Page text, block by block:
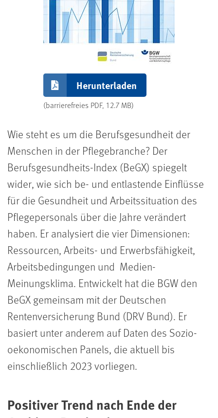
Herunterladen
(barrierefreies PDF, 12.7 MB)
Wie steht es um die Berufsgesundheit der
Menschen in der Pflegebranche? Der
Berufsgesundheits-Index (BeGX) spiegelt
wider, wie sich be- und entlastende Einflüsse
für die Gesundheit und Arbeitssituation des
Pflegepersonals über die Jahre verändert
haben. Er analysiert die vier Dimensionen:
Ressourcen, Arbeits- und Erwerbsfähigkeit,
Arbeitsbedingungen und Medien-
Meinungsklima. Entwickelt hat die BGW den
BeGX gemeinsam mit der Deutschen
Rentenversicherung Bund (DRV Bund). Er
basiert unter anderem auf Daten des Sozio-
oekonomischen Panels, die aktuell bis
einschließlich 2023 vorliegen.
Positiver Trend nach Ende der